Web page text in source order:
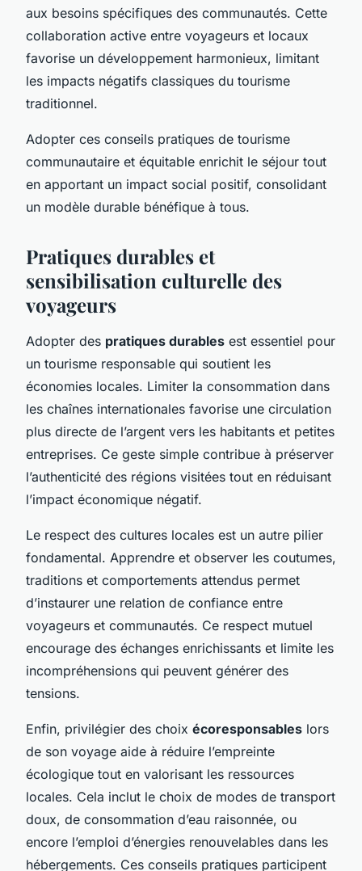
aux besoins spécifiques des communautés. Cette
collaboration active entre voyageurs et locaux
favorise un développement harmonieux, limitant
les impacts négatifs classiques du tourisme
traditionnel.
Adopter ces conseils pratiques de tourisme
communautaire et équitable enrichit le séjour tout
en apportant un impact social positif, consolidant
un modèle durable bénéfique à tous.
Pratiques durables et
sensibilisation culturelle des
voyageurs
Adopter des pratiques durables est essentiel pour
un tourisme responsable qui soutient les
économies locales. Limiter la consommation dans
les chaînes internationales favorise une circulation
plus directe de l’argent vers les habitants et petites
entreprises. Ce geste simple contribue à préserver
l’authenticité des régions visitées tout en réduisant
l’impact économique négatif.
Le respect des cultures locales est un autre pilier
fondamental. Apprendre et observer les coutumes,
traditions et comportements attendus permet
d’instaurer une relation de confiance entre
voyageurs et communautés. Ce respect mutuel
encourage des échanges enrichissants et limite les
incompréhensions qui peuvent générer des
tensions.
Enfin, privilégier des choix écoresponsables lors
de son voyage aide à réduire l’empreinte
écologique tout en valorisant les ressources
locales. Cela inclut le choix de modes de transport
doux, de consommation d’eau raisonnée, ou
encore l’emploi d’énergies renouvelables dans les
hébergements. Ces conseils pratiques participent